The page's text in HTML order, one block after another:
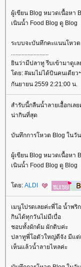
ผู้เขียน Blog หมวดเนื้อหา
เนินน้ำ Food Blog ดู Blog
ระบบจะบันทึกคะแนนโหวต
.........................
นว่ามีปลาทู รีบเข้ามาดูเล
ดย: #ผมไม่ได้บินคนเดียว
กันยายน 2559 2:21:00 น.
สำรับนี้กลืนน้ำลายเอื้อกเลย
น่ากินที่สุด
บันทึกการโหวต Blog ในวั
ผู้เขียน Blog หมวดเนื้อหา
เนินน้ำ Food Blog ดู Blog
ดย: ALDI
เมนูโปรดเลยค่ะพี่โอ น้ำพริ
กินได้ทุกวันไม่มีเบื่อ
ชอบทั้งผักต้ม ผักดิบค่ะ
ปลาทูพี่โอตัวใหญ่ดีจัง มีแ
เห็นแล้วน้ำลายไหลค่ะ